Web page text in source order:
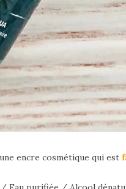
encre cosmétique qui est